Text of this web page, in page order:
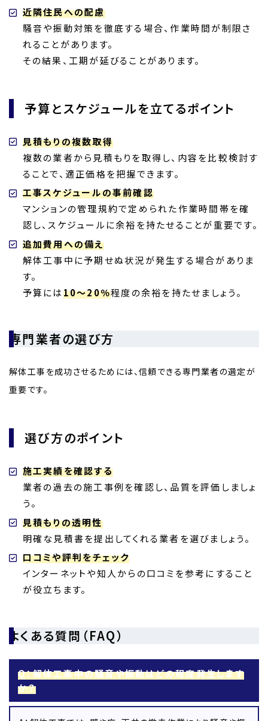
近隣住民への配慮
騒音や振動対策を徹底する場合、作業時間が制限さ
れることがあります。
その結果、工期が延びることがあります。
予算とスケジュールを立てるポイント
見積もりの複数取得
複数の業者から見積もりを取得し、内容を比較検討す
ることで、適正価格を把握できます。
工事スケジュールの事前確認
マンションの管理規約で定められた作業時間帯を確
認し、スケジュールに余裕を持たせることが重要です。
追加費用への備え
解体工事中に予期せぬ状況が発生する場合がありま
す。
予算には10～20％程度の余裕を持たせましょう。
専門業者の選び方
解体工事を成功させるためには、信頼できる専門業者の選定が
重要です。
選び方のポイント
施工実績を確認する
業者の過去の施工事例を確認し、品質を評価しましょ
う。
見積もりの透明性
明確な見積書を提出してくれる業者を選びましょう。
口コミや評判をチェック
インターネットや知人からの口コミを参考にすること
が役立ちます。
よくある質問（FAQ）
Q：解体工事中の騒音や振動はどの程度発生します
か？